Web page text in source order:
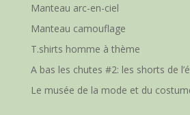
Manteau arc-en-ciel
Manteau camouflage
T.shirts homme à thème
A bas les chutes #2: les shorts de
Le musée de la mode et du